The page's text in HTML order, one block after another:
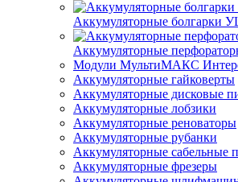
Аккумуляторные болгарки
Аккумуляторные
Модули МультиМАКС
Аккумуляторные гайковерты
Аккумуляторные дисковые
Аккумуляторные лобзики
Аккумуляторные реноваторы
Аккумуляторные рубанки
Аккумуляторные сабельные
Аккумуляторные фрезеры